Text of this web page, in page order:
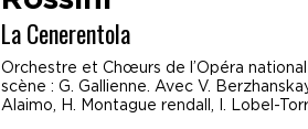
La Cenerentola
Orchestre et Chœurs de l’Opéra national
scène : G. Gallienne. Avec V.
Alaimo, H. Montague rendall, I. Lobel-